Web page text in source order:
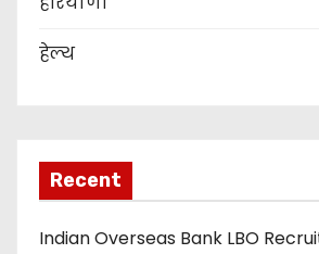
हेल्थ
Recent
Indian Overseas Bank LBO